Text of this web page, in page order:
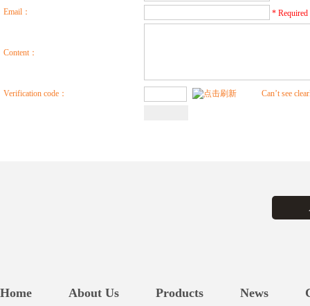
Email：
* Required
Content：
Verification code： Can’t see
Home About Us Products News